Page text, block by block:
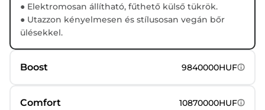
● Elektromosan állítható, fűthető külső tükrök.
● Utazzon kényelmesen és stílusosan vegán bőr
ülésekkel.
Boost 9840000HUF
Comfort 10870000HUF